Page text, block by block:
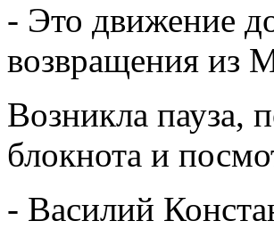
- Это движение
возвращения из
Возникла пауза,
блокнота и
- Василий